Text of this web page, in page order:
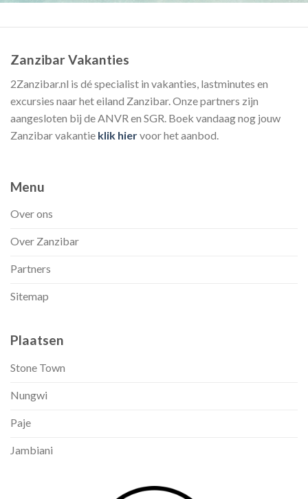
Zanzibar Vakanties
2Zanzibar.nl is dé specialist in vakanties, lastminutes en
excursies naar het eiland Zanzibar. Onze partners zijn
aangesloten bij de ANVR en SGR. Boek vandaag nog jouw
Zanzibar vakantie klik hiervoor het aanbod.
Menu
Over ons
Over Zanzibar
Partners
Sitemap
Plaatsen
Stone Town
Nungwi
Paje
Jambiani